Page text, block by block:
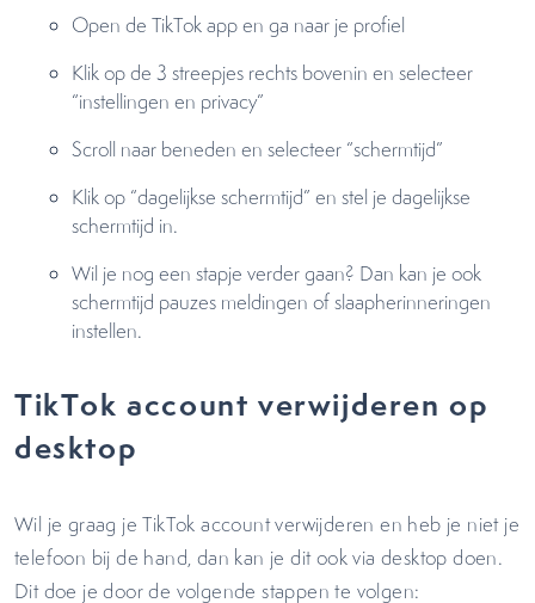
Open de TikTok app en ga naar je profiel
Klik op de 3 streepjes rechts bovenin en selecteer
“instellingen en privacy”
Scroll naar beneden en selecteer “schermtijd”
Klik op “dagelijkse schermtijd” en stel je dagelijkse
schermtijd in.
Wil je nog een stapje verder gaan? Dan kan je ook
schermtijd pauzes meldingen of slaapherinneringen
instellen.
TikTok account verwijderen op
desktop
Wil je graag je TikTok account verwijderen en heb je niet je
telefoon bij de hand, dan kan je dit ook via desktop doen.
Dit doe je door de volgende stappen te volgen: